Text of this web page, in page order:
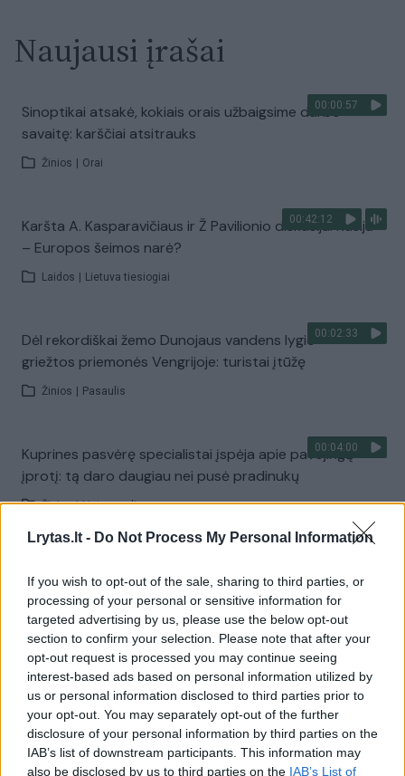
Lrytas.lt - Do Not Process My Personal Information
If you wish to opt-out of the sale, sharing to third parties, or
processing of your personal or sensitive information for
targeted advertising by us, please use the below opt-out
section to confirm your selection. Please note that after your
opt-out request is processed you may continue seeing
interest-based ads based on personal information utilized by
us or personal information disclosed to third parties prior to
your opt-out. You may separately opt-out of the further
disclosure of your personal information by third parties on the
IAB’s list of downstream participants. This information may
also be disclosed by us to third parties on the IAB’s List of
Naujausi įrašai
00:00:57
Sinoptikai atsakė, kokiais orais užbaigsime darbo
savaitę: karščiai atsitrauks
Žinios Orai
00:42:12
Karšta A. Kasparavičiaus ir Ž Pavilionio diskusija: Rusija
– Europos šeimos narė?
Laidos Lietuva tiesiogiai
00:02:33
Dėl rekordiškai žemo Dunojaus vandens lygio –
griežtos priemonės Vengrijoje: turistai įtūžę
Žinios Pasaulis
00:04:00
Kuprines pasvėrę specialistai įspėja apie pavojingą
įprotį: tą daro daugiau nei pusė pradinukų
Žinios | Lietuvos diena
Žiūrimiausi įrašai
00:00:30
Vaizdai iš tragiškos avarijos Vilniaus r.: dviejų moterų ir
vaiko gyvybių išgelbėti nepavyko
Žinios | Lietuvos diena